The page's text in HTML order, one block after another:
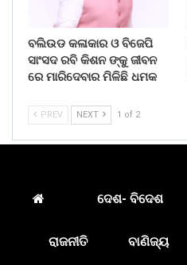
ବଲିଉଡ କଳାକାର ଓ ବିଜେପି
ସାଂସଦ ରବି କିଶନ ଙ୍କୁ ଜୀବନ
ରେ ମାରିଦେବାର ମିଳିଛି ଧମକ
PREV NEXT 1 of 2
ଦେଶ- ବିଦେଶ
ରାଜନୀତି ବାଣିଜ୍ୟ